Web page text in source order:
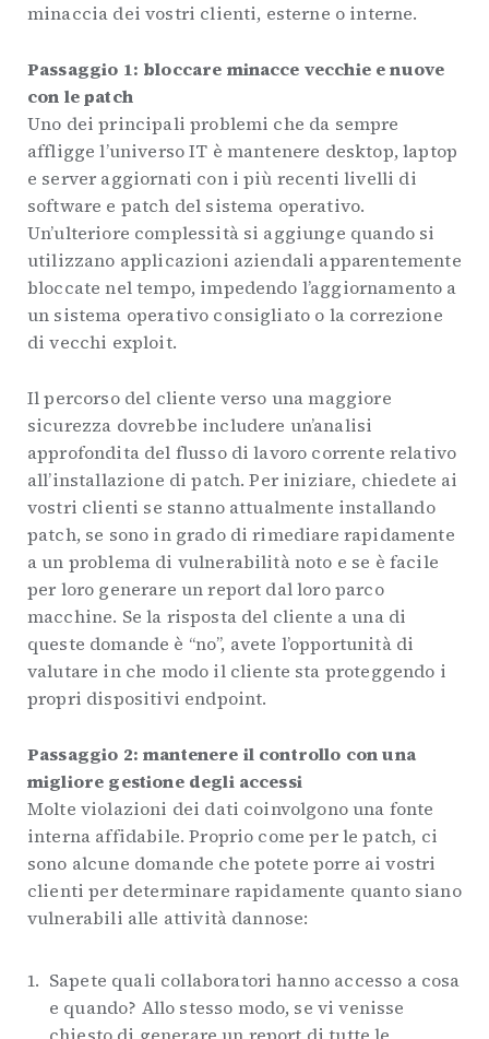
minaccia dei vostri clienti, esterne o interne.
Passaggio 1: bloccare minacce vecchie e nuove
con le patch
Uno dei principali problemi che da sempre
affligge l’universo IT è mantenere desktop, laptop
e server aggiornati con i più recenti livelli di
software e patch del sistema operativo.
Un’ulteriore complessità si aggiunge quando si
utilizzano applicazioni aziendali apparentemente
bloccate nel tempo, impedendo l’aggiornamento a
un sistema operativo consigliato o la correzione
di vecchi exploit.
Il percorso del cliente verso una maggiore
sicurezza dovrebbe includere un’analisi
approfondita del flusso di lavoro corrente relativo
all’installazione di patch. Per iniziare, chiedete ai
vostri clienti se stanno attualmente installando
patch, se sono in grado di rimediare rapidamente
a un problema di vulnerabilità noto e se è facile
per loro generare un report dal loro parco
macchine. Se la risposta del cliente a una di
queste domande è “no”, avete l’opportunità di
valutare in che modo il cliente sta proteggendo i
propri dispositivi endpoint.
Passaggio 2: mantenere il controllo con una
migliore gestione degli accessi
Molte violazioni dei dati coinvolgono una fonte
interna affidabile. Proprio come per le patch, ci
sono alcune domande che potete porre ai vostri
clienti per determinare rapidamente quanto siano
vulnerabili alle attività dannose:
Sapete quali collaboratori hanno accesso a cosa
e quando? Allo stesso modo, se vi venisse